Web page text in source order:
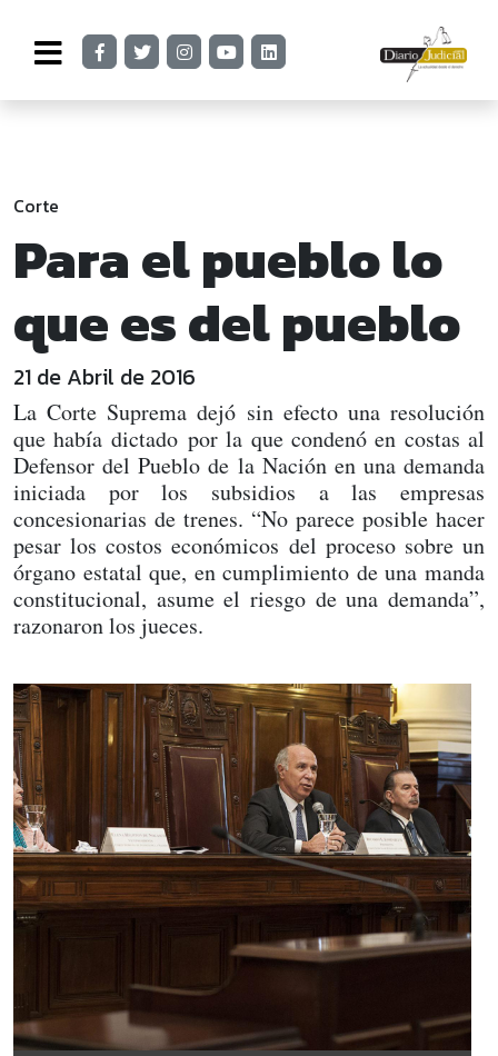
Corte
Para el pueblo lo
que es del pueblo
21 de Abril de 2016
La Corte Suprema dejó sin efecto una resolución
que había dictado por la que condenó en costas al
Defensor del Pueblo de la Nación en una demanda
iniciada por los subsidios a las empresas
concesionarias de trenes. “No parece posible hacer
pesar los costos económicos del proceso sobre un
órgano estatal que, en cumplimiento de una manda
constitucional, asume el riesgo de una demanda”,
razonaron los jueces.